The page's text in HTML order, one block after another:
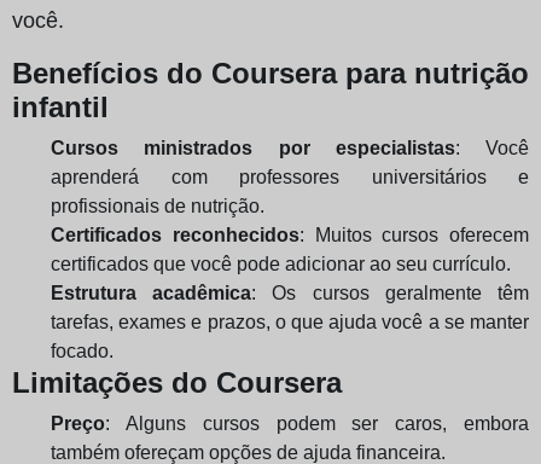
você.
Benefícios do Coursera para nutrição
infantil
Cursos ministrados por especialistas: Você
aprenderá com professores universitários e
profissionais de nutrição.
Certificados reconhecidos: Muitos cursos oferecem
certificados que você pode adicionar ao seu currículo.
Estrutura acadêmica: Os cursos geralmente têm
tarefas, exames e prazos, o que ajuda você a se manter
focado.
Limitações do Coursera
Preço: Alguns cursos podem ser caros, embora
também ofereçam opções de ajuda financeira.